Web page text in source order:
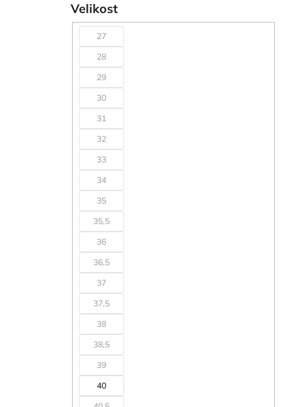
Velikost
27
28
29
30
31
32
33
34
35
35,5
36
36,5
37
37,5
38
38,5
39
40